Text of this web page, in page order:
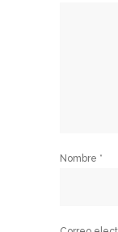
Nombre *